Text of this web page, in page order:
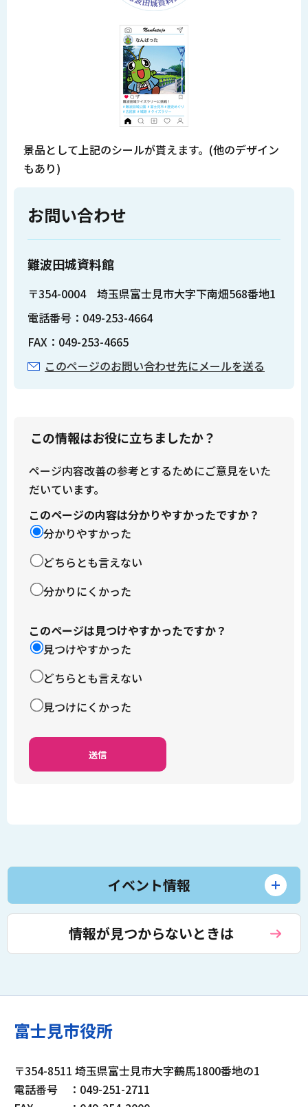
景品として上記のシールが貰えます。(他のデザイン
もあり)
お問い合わせ
難波田城資料館
〒354-0004 埼玉県富士見市大字下南畑568番地1
電話番号：049-253-4664
FAX：049-253-4665
このページのお問い合わせ先にメールを送る
この情報はお役に立ちましたか？
ページ内容改善の参考とするためにご意見をいた
だいています。
このページの内容は分かりやすかったですか？
分かりやすかった
どちらとも言えない
分かりにくかった
このページは見つけやすかったですか？
見つけやすかった
どちらとも言えない
見つけにくかった
イベント情報
情報が見つからないときは
富士見市役所
〒354-8511 埼玉県富士見市大字鶴馬1800番地の1
電話番号
：049-251-2711